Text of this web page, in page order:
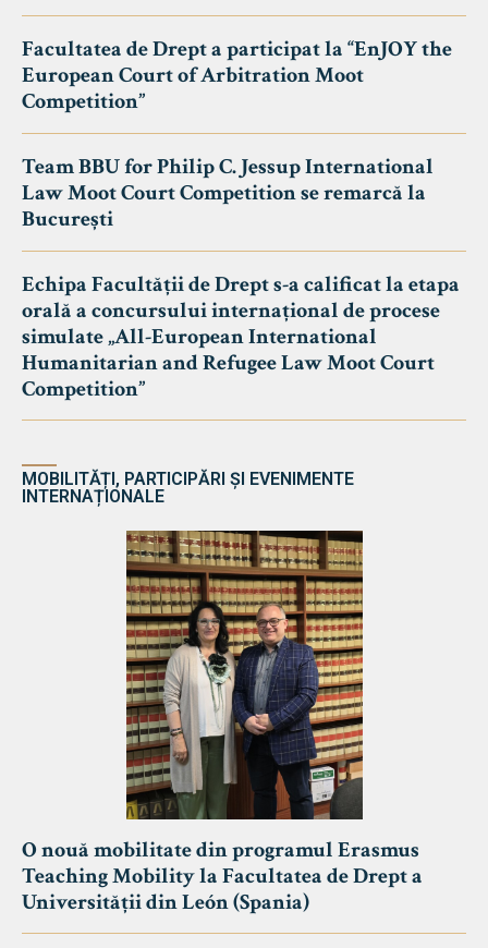
Facultatea de Drept a participat la “EnJOY the
European Court of Arbitration Moot
Competition”
Team BBU for Philip C. Jessup International
Law Moot Court Competition se remarcă la
București
Echipa Facultății de Drept s-a calificat la etapa
orală a concursului internațional de procese
simulate „All-European International
Humanitarian and Refugee Law Moot Court
Competition”
MOBILITĂȚI, PARTICIPĂRI ȘI EVENIMENTE
INTERNAȚIONALE
O nouă mobilitate din programul Erasmus
Teaching Mobility la Facultatea de Drept a
Universității din León (Spania)